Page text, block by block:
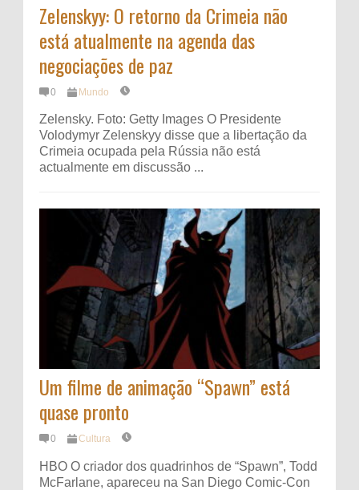
Zelenskyy: O retorno da Crimeia não
está atualmente na agenda das
negociações de paz
0 Mundo
Zelensky. Foto: Getty Images O Presidente
Volodymyr Zelenskyy disse que a libertação da
Crimeia ocupada pela Rússia não está
actualmente em discussão ...
Um filme de animação “Spawn” está
quase pronto
0 Cultura
HBO O criador dos quadrinhos de “Spawn”, Todd
McFarlane, apareceu na San Diego Comic-Con